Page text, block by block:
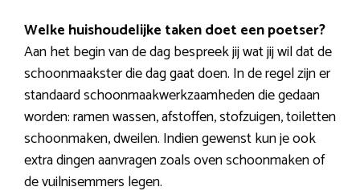
Welke huishoudelijke taken doet een poetser?
Aan het begin van de dag bespreek jij wat jij wil dat de
schoonmaakster die dag gaat doen. In de regel zijn er
standaard schoonmaakwerkzaamheden die gedaan
worden: ramen wassen, afstoffen, stofzuigen, toiletten
schoonmaken, dweilen. Indien gewenst kun je ook
extra dingen aanvragen zoals oven schoonmaken of
de vuilnisemmers legen.